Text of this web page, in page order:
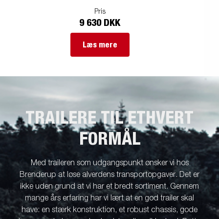
Pris
9 630 DKK
Læs mere
TRAILERE TIL ETHVERT
FORMÅL
Med traileren som udgangspunkt ønsker vi hos
Brenderup at løse alverdens transportopgaver. Det er
ikke uden grund at vi har et bredt sortiment. Gennem
mange års erfaring har vi lært at en god trailer skal
have: en stærk konstruktion, et robust chassis, gode